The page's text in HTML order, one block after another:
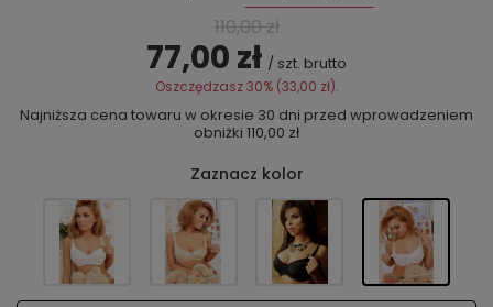
110,00 zł
77,00 zł / szt. brutto
Oszczędzasz30% (33,00 zł).
Najniższa cena towaru w okresie 30 dni przed wprowadzeniem
obniżki 110,00 zł
Zaznacz kolor